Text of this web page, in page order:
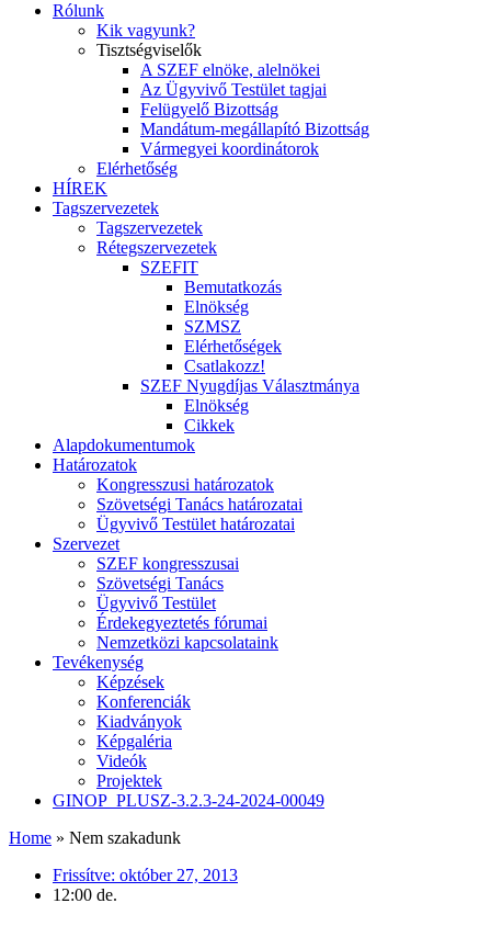
Rólunk
Kik vagyunk?
Tisztségviselők
A SZEF elnöke, alelnökei
Az Ügyvivő Testület tagjai
Felügyelő Bizottság
Mandátum-megállapító Bizottság
Vármegyei koordinátorok
Elérhetőség
HÍREK
Tagszervezetek
Tagszervezetek
Rétegszervezetek
SZEFIT
Bemutatkozás
Elnökség
SZMSZ
Elérhetőségek
Csatlakozz!
SZEF Nyugdíjas Választmánya
Elnökség
Cikkek
Alapdokumentumok
Határozatok
Kongresszusi határozatok
Szövetségi Tanács határozatai
Ügyvivő Testület határozatai
Szervezet
SZEF kongresszusai
Szövetségi Tanács
Ügyvivő Testület
Érdekegyeztetés fórumai
Nemzetközi kapcsolataink
Tevékenység
Képzések
Konferenciák
Kiadványok
Képgaléria
Videók
Projektek
GINOP_PLUSZ-3.2.3-24-2024-00049
Home » Nem szakadunk
Frissítve: október 27, 2013
12:00 de.